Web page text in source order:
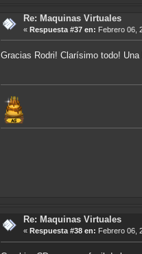
Re: Maquinas Virtuales
« Respuesta #37 en: Febrero 06,
Gracias Rodri! Clarísimo todo!
Re: Maquinas Virtuales
« Respuesta #38 en: Febrero 06,